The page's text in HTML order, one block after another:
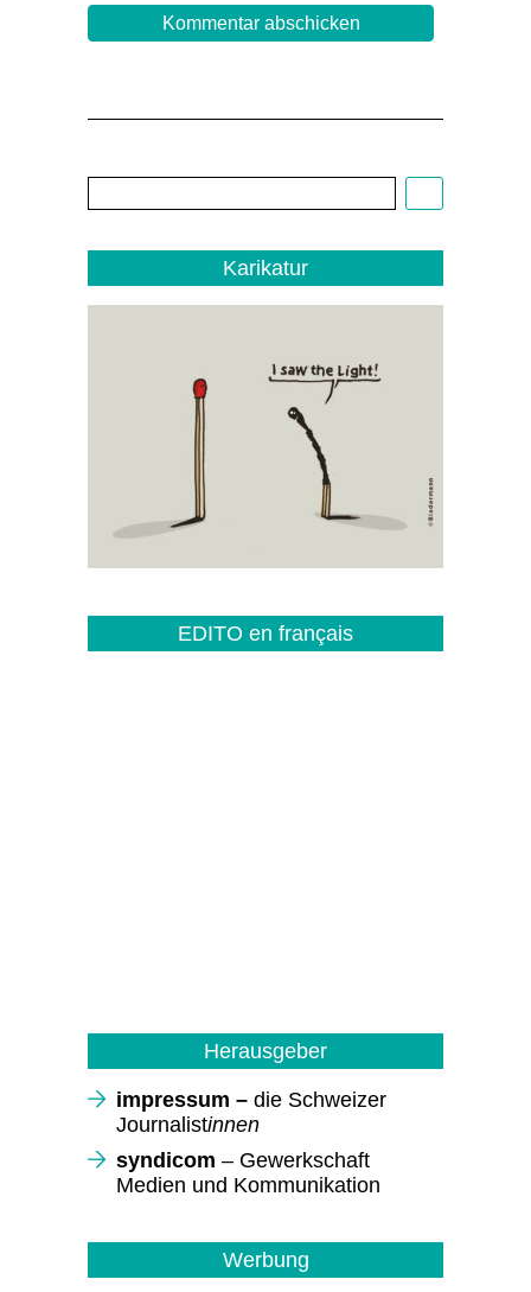
Karikatur
EDITO en français
Herausgeber
impressum – die Schweizer
Journalistinnen
syndicom – Gewerkschaft
Medien und Kommunikation
Werbung